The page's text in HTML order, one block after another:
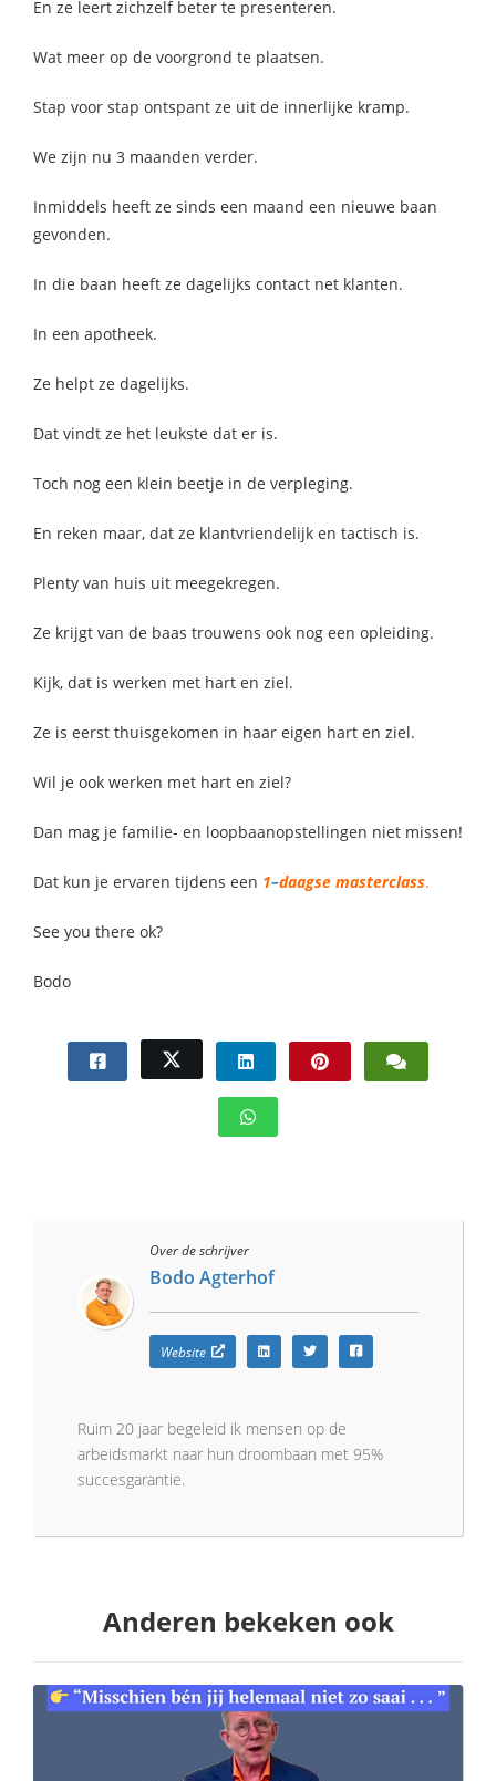
En ze leert zichzelf beter te presenteren.
Wat meer op de voorgrond te plaatsen.
Stap voor stap ontspant ze uit de innerlijke kramp.
We zijn nu 3 maanden verder.
Inmiddels heeft ze sinds een maand een nieuwe baan
gevonden.
In die baan heeft ze dagelijks contact net klanten.
In een apotheek.
Ze helpt ze dagelijks.
Dat vindt ze het leukste dat er is.
Toch nog een klein beetje in de verpleging.
En reken maar, dat ze klantvriendelijk en tactisch is.
Plenty van huis uit meegekregen.
Ze krijgt van de baas trouwens ook nog een opleiding.
Kijk, dat is werken met hart en ziel.
Ze is eerst thuisgekomen in haar eigen hart en ziel.
Wil je ook werken met hart en ziel?
Dan mag je familie- en loopbaanopstellingen niet missen!
Dat kun je ervaren tijdens een 1–daagse masterclass.
See you there ok?
Bodo
Over de schrijver
Bodo Agterhof
Website
Ruim 20 jaar begeleid ik mensen op de
arbeidsmarkt naar hun droombaan met 95%
succesgarantie.
Anderen bekeken ook